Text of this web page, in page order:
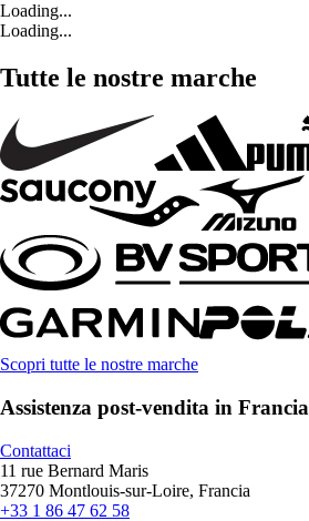
Loading...
Loading...
Tutte le nostre marche
Scopri tutte le nostre marche
Assistenza post-vendita in Francia
Contattaci
11 rue Bernard Maris
37270 Montlouis-sur-Loire, Francia
+33 1 86 47 62 58